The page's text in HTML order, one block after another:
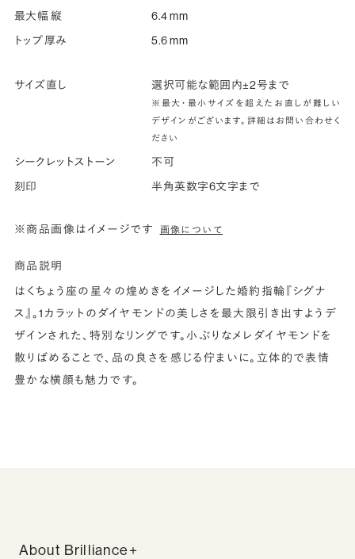
最大幅 縦
6.4 mm
トップ厚み
5.6 mm
サイズ直し 選択可能な範囲内±2号まで
※最大・最小サイズを超えたお直しが難しい
デザインがございます。詳細はお問い合わせく
ださい
シークレットストーン
不可
刻印
半角英数字6文字まで
※商品画像はイメージです 画像について
商品説明
はくちょう座の星々の煌めきをイメージした婚約指輪『シグナ
ス』。1カラットのダイヤモンドの美しさを最大限引き出すようデ
ザインされた、特別なリングです。小ぶりなメレダイヤモンドを
散りばめることで、品の良さを感じる佇まいに。立体的で表情
豊かな横顔も魅力です。
About Brilliance+